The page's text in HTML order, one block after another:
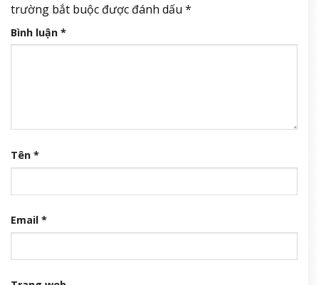
trường bắt buộc được đánh dấu *
Bình luận *
Tên *
Email *